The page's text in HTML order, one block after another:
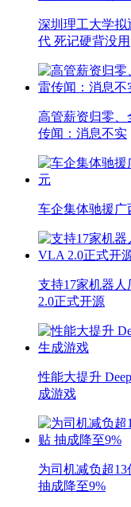
深圳理工大学
代 死记硬背没用
高管薪资归零
传闻：消息不实
车企集体驰援广
支持17家机器
2.0正式开源
性能大提升
成游戏
为司机减负超
抽成降至9%